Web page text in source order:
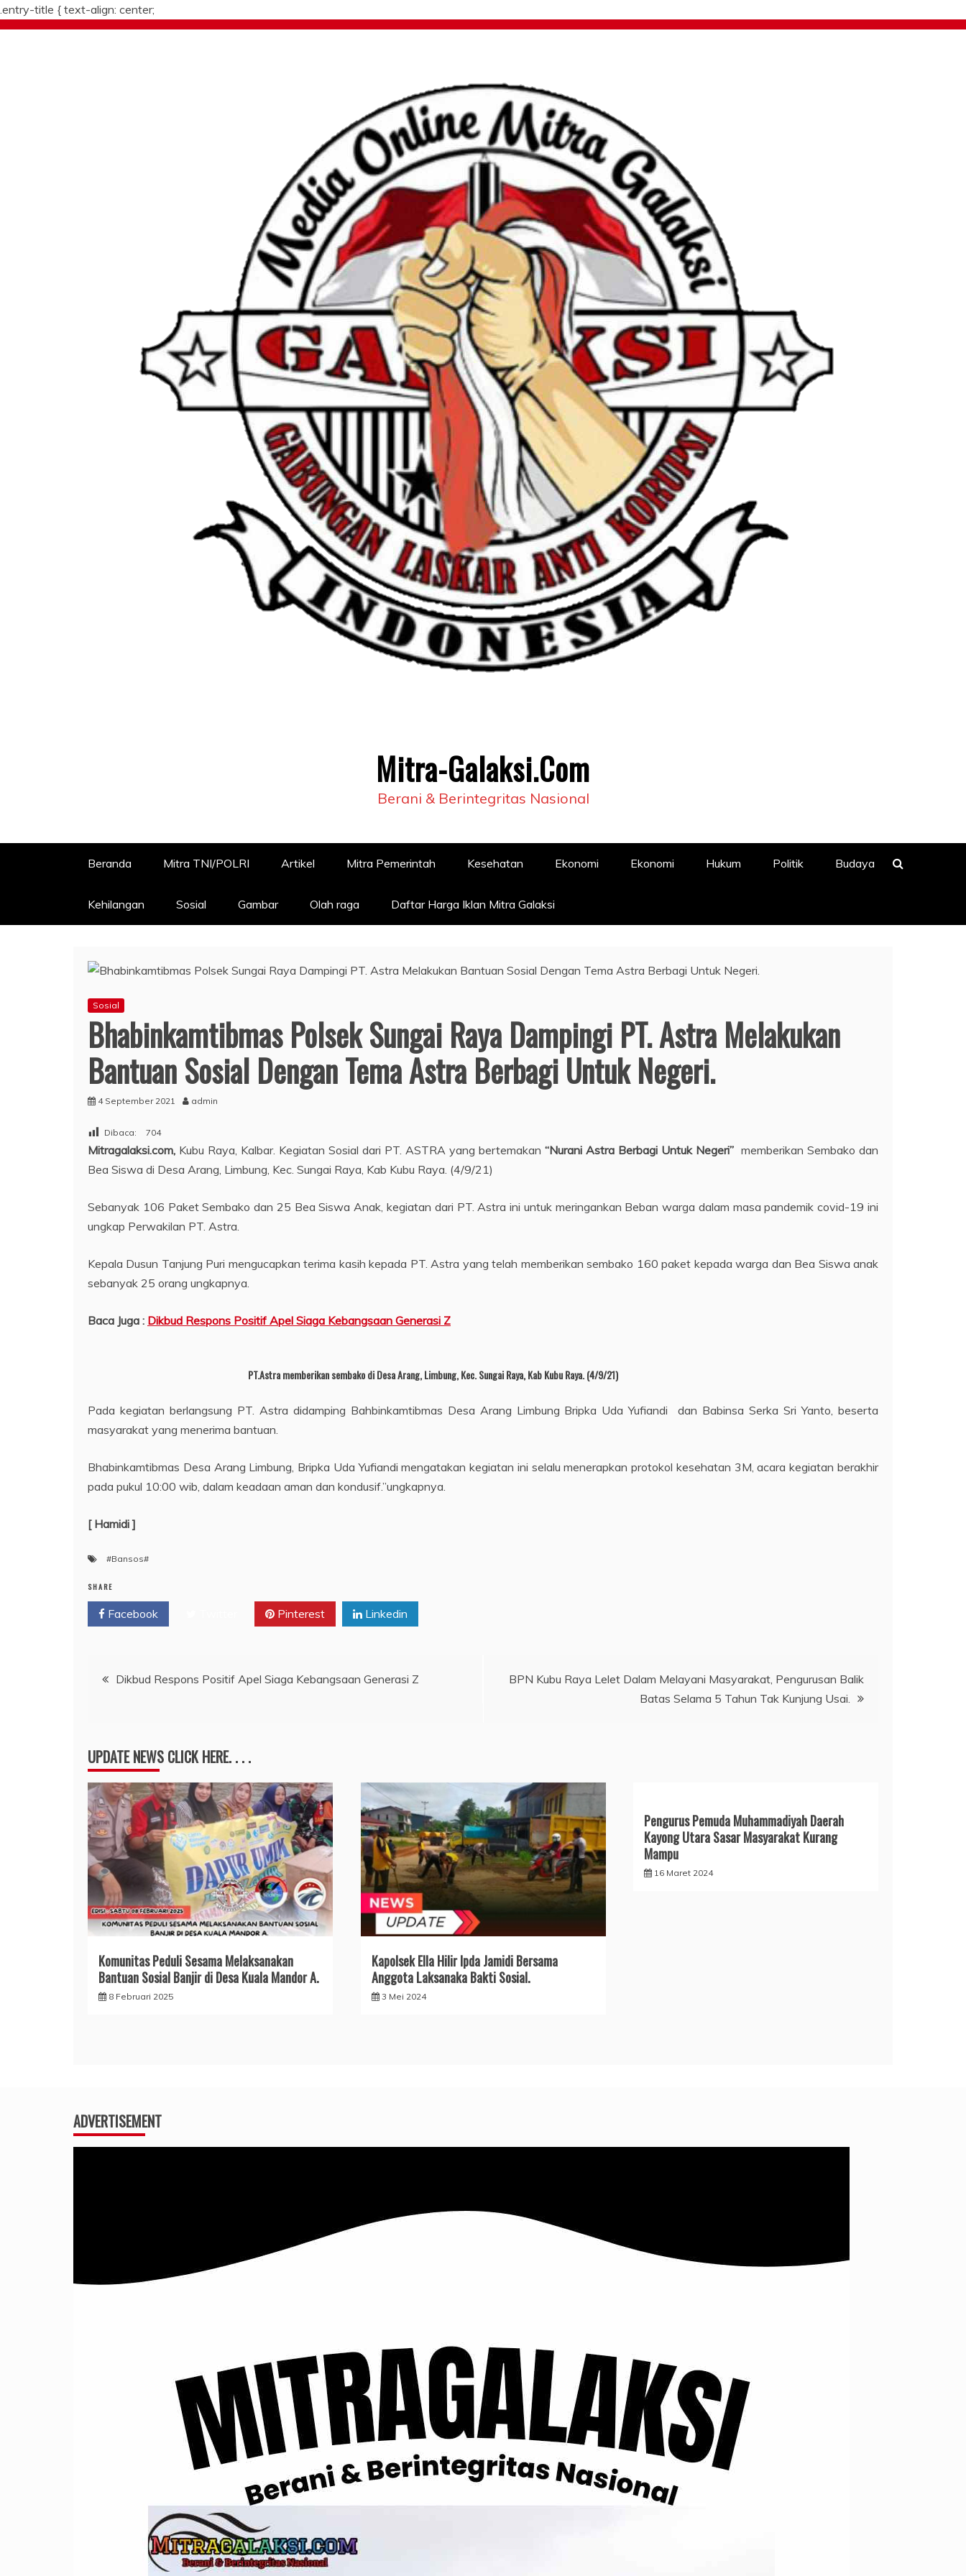
.entry-title { text-align: center;
Skip
Mitra-Galaksi.Com
Berani & Berintegritas Nasional
Beranda Mitra TNI/POLRI Artikel Mitra Pemerintah Kesehatan Ekonomi Ekonomi Hukum Politik Budaya
Kehilangan Sosial Gambar Olah raga Daftar Harga Iklan Mitra Galaksi
Sosial
Bhabinkamtibmas Polsek Sungai Raya Dampingi PT. Astra Melakukan
Bantuan Sosial Dengan Tema Astra Berbagi Untuk Negeri.
4 September 2021 admin
Dibaca: 704
Mitragalaksi.com, Kubu Raya, Kalbar. Kegiatan Sosial dari PT. ASTRA yang bertemakan “Nurani Astra Berbagi Untuk Negeri” memberikan Sembako dan
Bea Siswa di Desa Arang, Limbung, Kec. Sungai Raya, Kab Kubu Raya. (4/9/21)
Sebanyak 106 Paket Sembako dan 25 Bea Siswa Anak, kegiatan dari PT. Astra ini untuk meringankan Beban warga dalam masa pandemik covid-19 ini
ungkap Perwakilan PT. Astra.
Kepala Dusun Tanjung Puri mengucapkan terima kasih kepada PT. Astra yang telah memberikan sembako 160 paket kepada warga dan Bea Siswa anak
sebanyak 25 orang ungkapnya.
Baca Juga : Dikbud Respons Positif Apel Siaga Kebangsaan Generasi Z
PT.Astra memberikan sembako di Desa Arang, Limbung, Kec. Sungai Raya, Kab Kubu Raya. (4/9/21)
Pada kegiatan berlangsung PT. Astra didamping Bahbinkamtibmas Desa Arang Limbung Bripka Uda Yufiandi dan Babinsa Serka Sri Yanto, beserta
masyarakat yang menerima bantuan.
Bhabinkamtibmas Desa Arang Limbung, Bripka Uda Yufiandi mengatakan kegiatan ini selalu menerapkan protokol kesehatan 3M, acara kegiatan berakhir
pada pukul 10:00 wib, dalam keadaan aman dan kondusif.”ungkapnya.
[ Hamidi ]
#Bansos#
SHARE
Facebook Pinterest Linkedin
Navigasi
Dikbud Respons Positif Apel Siaga Kebangsaan Generasi Z
BPN Kubu Raya Lelet Dalam Melayani Masyarakat, Pengurusan Balik
Batas Selama 5 Tahun Tak Kunjung Usai.
UPDATE NEWS CLICK HERE. . . .
Komunitas Peduli Sesama Melaksanakan
Bantuan Sosial Banjir di Desa Kuala Mandor A.
8 Februari 2025
Kapolsek Ella Hilir Ipda Jamidi Bersama
Anggota Laksanaka Bakti Sosial.
3 Mei 2024
Pengurus Pemuda Muhammadiyah Daerah
Kayong Utara Sasar Masyarakat Kurang
Mampu
16 Maret 2024
ADVERTISEMENT